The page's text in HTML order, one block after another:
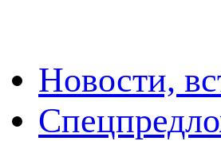
Новости,